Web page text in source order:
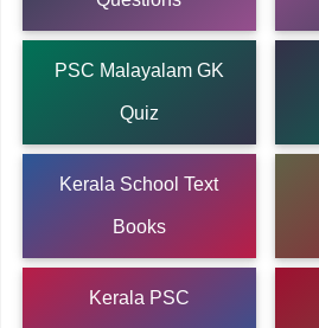
PSC Malayalam GK
Quiz
Kerala School Text
Books
Kerala PSC